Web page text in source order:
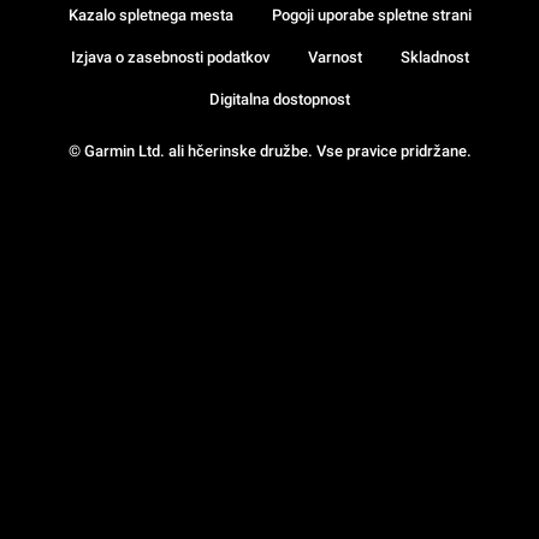
© Garmin Ltd. ali hčerinske družbe. Vse pravice pridržane.
Kazalo spletnega mesta Pogoji uporabe spletne strani
Izjava o zasebnosti podatkov Varnost Skladnost
Digitalna dostopnost